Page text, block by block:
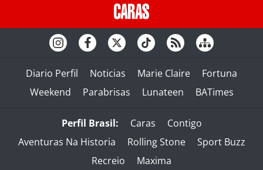
Diario Perfil Noticias Marie Claire
Fortuna
Weekend
Parabrisas Lunateen BATimes
Perfil Brasil: Caras
Contigo
Aventuras Na Historia
Rolling Stone
Sport Buzz
Recreio
Maxima